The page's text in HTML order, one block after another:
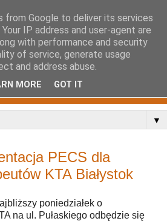
▼
PECS dla
KTA Białystok
poniedziałek o
na ul. Pułaskiego odbędzie się
from Google to deliver its services
IP address and user-agent are
with performance and security
of service, generate usage
and address abuse.
MORE GOT IT